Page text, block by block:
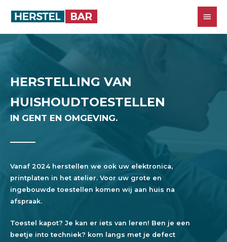
HERSTELLING VAN
HUISHOUDTOESTELLEN
IN GENT EN OMGEVING.
Vanaf 2024 herstellen we ook uw elektronica,
printplaten in het atelier. Voor uw grote en
ingebouwde toestellen komen wij aan huis na
afspraak.
Toestel kapot? Je kan er iets van leren! Ben je een
beetje into techniek? kom langs met je defect